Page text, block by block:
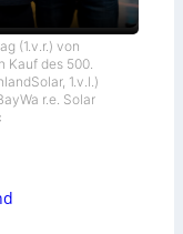
(1.v.r.) von
Kauf des 500.
1.v.l.)
r.e. Solar